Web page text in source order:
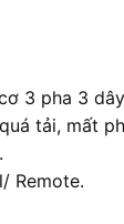
3 pha 3
tải, mất
Remote.